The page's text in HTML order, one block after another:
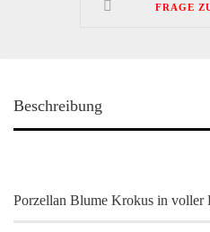
FRAGE
Beschreibung
Porzellan Blume Krokus in voller